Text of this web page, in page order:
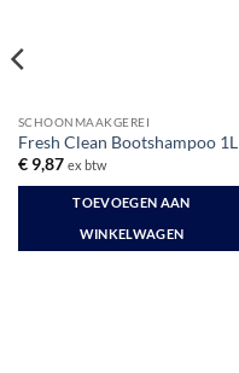
SCHOONMAAKGEREI
Fresh Clean Bootshampoo 1L
€9,87 ex btw
TOEVOEGEN AAN
WINKELWAGEN